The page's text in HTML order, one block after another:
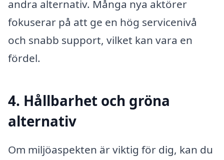
andra alternativ. Många nya aktörer
fokuserar på att ge en hög servicenivå
och snabb support, vilket kan vara en
fördel.
4. Hållbarhet och gröna
alternativ
Om miljöaspekten är viktig för dig, kan du